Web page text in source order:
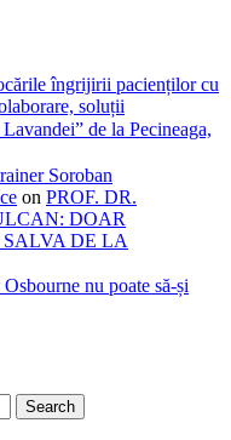
îngrijirii pacienților cu
soluții
de la Pecineaga,
Soroban
on PROF. DR.
DOAR
DE LA
nu poate să-și